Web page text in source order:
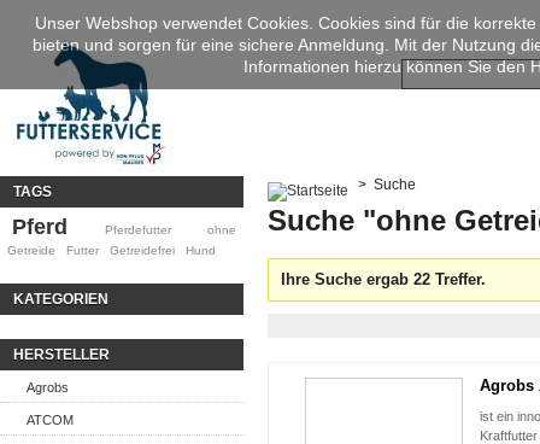
TAGS
Pferd Pferdefutter
ohne
Getreide
Futter Getreidefrei Hund
KATEGORIEN
HERSTELLER
Agrobs
ATCOM
> Suche
Suche "ohne
Ihre Suche ergab 22 Treffer.
Agrobs
ist ein
Unser Webshop verwendet Cookies. Cookies sind für die
bieten und sorgen für eine sichere Anmeldung. Mit der Nutzung
Informationen hierzu können Sie den